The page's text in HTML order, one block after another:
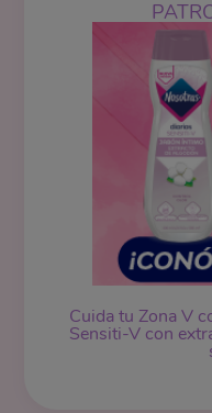
Cuida tu Zona V
Sensiti-V con